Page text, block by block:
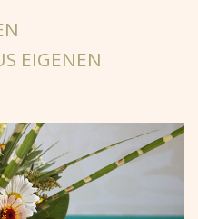
EIGENEN G